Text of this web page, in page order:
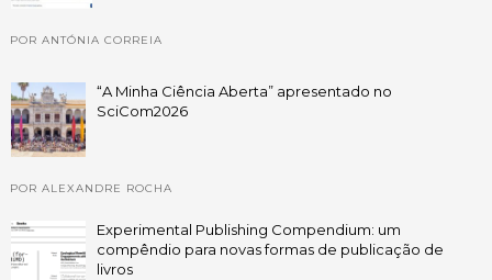
POR ANTÓNIA CORREIA
“A Minha Ciência Aberta” apresentado no
SciCom2026
POR ALEXANDRE ROCHA
Experimental Publishing Compendium: um
compêndio para novas formas de publicação de
livros